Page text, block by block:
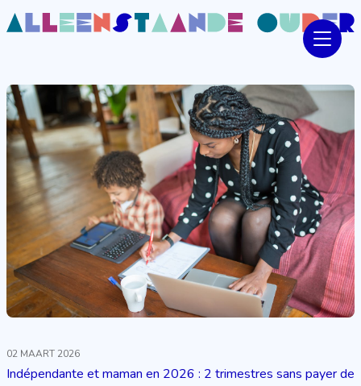
02 MAART 2026
Indépendante et maman en 2026 : 2 trimestres sans payer de